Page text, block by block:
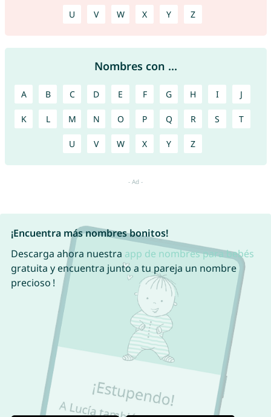
U V W X Y Z
Nombres con ...
A B C D E F G H I J
K L M N O P Q R S T
U V W X Y Z
¡Encuentra más nombres bonitos!
Descarga ahora nuestra app de nombres para bebés
gratuita y encuentra junto a tu pareja un nombre
precioso !